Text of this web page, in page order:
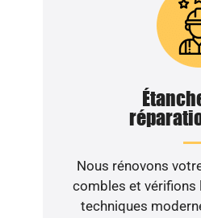
Nous rénovons
combles et vérifions
techniques